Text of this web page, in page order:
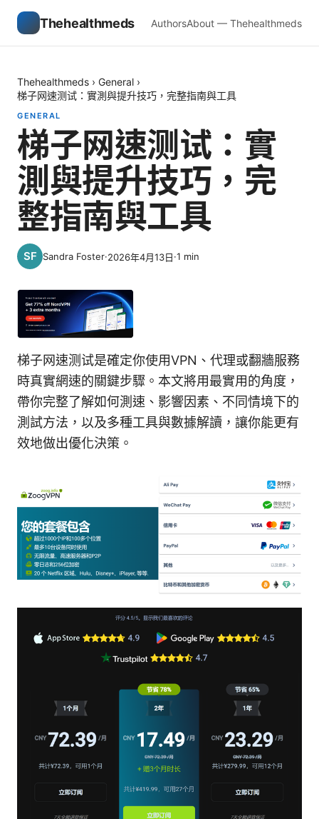
Thehealthmeds AuthorsAbout — Thehealthmeds
Thehealthmeds › General ›
梯子网速测试：實測與提升技巧，完整指南與工具
GENERAL
梯子网速测试：實
測與提升技巧，完
整指南與工具
Sandra Foster·2026年4月13日·1 min
梯子网速测试是確定你使用VPN、代理或翻牆服務
時真實網速的關鍵步驟。本文將用最實用的角度，
帶你完整了解如何測速、影響因素、不同情境下的
測試方法，以及多種工具與數據解讀，讓你能更有
效地做出優化決策。